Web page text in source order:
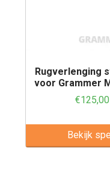
Rugverlenging
voor Grammer
€125,00
Bekijk